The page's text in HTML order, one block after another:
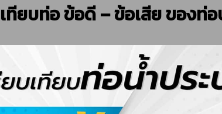
ทียบท่อ ข้อดี – ข้อเสีย ของท่อ